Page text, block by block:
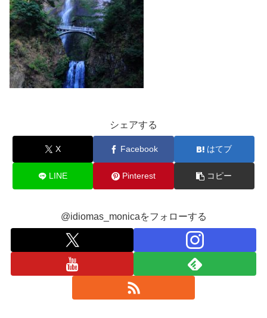
シェアする
X Facebook はてブ
LINE Pinterest コピー
@idiomas_monicaをフォローする